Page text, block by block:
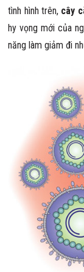
tình hình trên, cây
hy vọng mới của
năng làm giảm đi